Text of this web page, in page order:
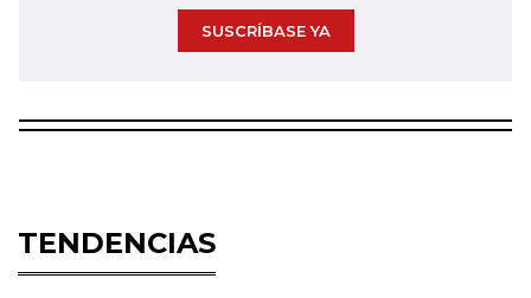
SUSCRÍBASE YA
TENDENCIAS